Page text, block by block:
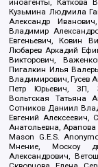
иноагенты, Каткова
Кузьмина Людмила
Александр
Владимир
Евгеньевич, Ковин
Любарев Аркадий
Викторович,
Пигалкин Илья
Владимирович, Гусев
Петр Юрьевич, ЗП,
Вольтская Татьяна
Сотников Даниил
Евгений Алексеевич,
Анатольевна,
Mason G.E.S.
Мнение, Москоу
Александрович,